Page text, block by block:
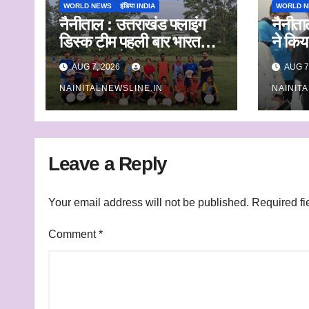
WORLD NEWS
इंडिया INDIA
नैनीताल : उत्तराखंड फ्लाइंग
डिस्क टीम पहली बार भारत
ट्रॉफी में करेगी प्रतिभाग
AUG 7, 2026
NAINITALNEWSLINE.IN
WORLD
ने
निर्देश
AUG
Leave a Reply
Your email address will not be published. Required
Comment*